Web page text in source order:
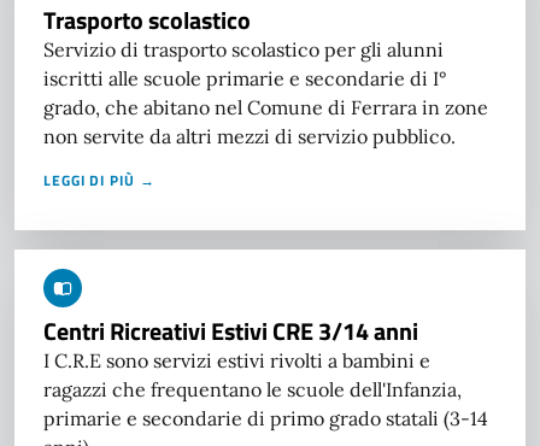
Trasporto scolastico
Servizio di trasporto scolastico per gli alunni
iscritti alle scuole primarie e secondarie di I°
grado, che abitano nel Comune di Ferrara in zone
non servite da altri mezzi di servizio pubblico.
LEGGI DI PIÙ →
Centri Ricreativi Estivi CRE 3/14 anni
I C.R.E sono servizi estivi rivolti a bambini e
ragazzi che frequentano le scuole dell'Infanzia,
primarie e secondarie di primo grado statali (3-14